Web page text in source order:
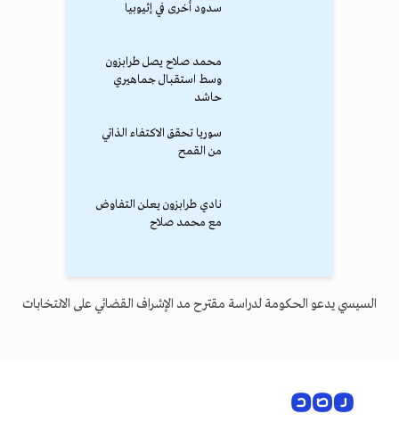
سدود أخرى في إثيوبيا
محمد صلاح يصل طرابزون
وسط استقبال جماهيري
حاشد
سوريا تحقق الاكتفاء الذاتي
من القمح
نادي طرابزون يعلن التفاوض
مع محمد صلاح
السيسي يدعو الحكومة لدراسة مقترح مد الإشراف القضائي على الانتخابات